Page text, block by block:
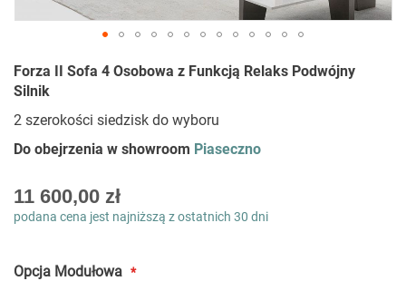
na
początek
galerii
Forza II Sofa 4 Osobowa z Funkcją Relaks Podwójny
Silnik
2 szerokości siedzisk do wyboru
Do obejrzenia w showroom Piaseczno
As
low
11 600,00 zł
podana cena jest najniższą z ostatnich 30 dni
Opcja Modułowa